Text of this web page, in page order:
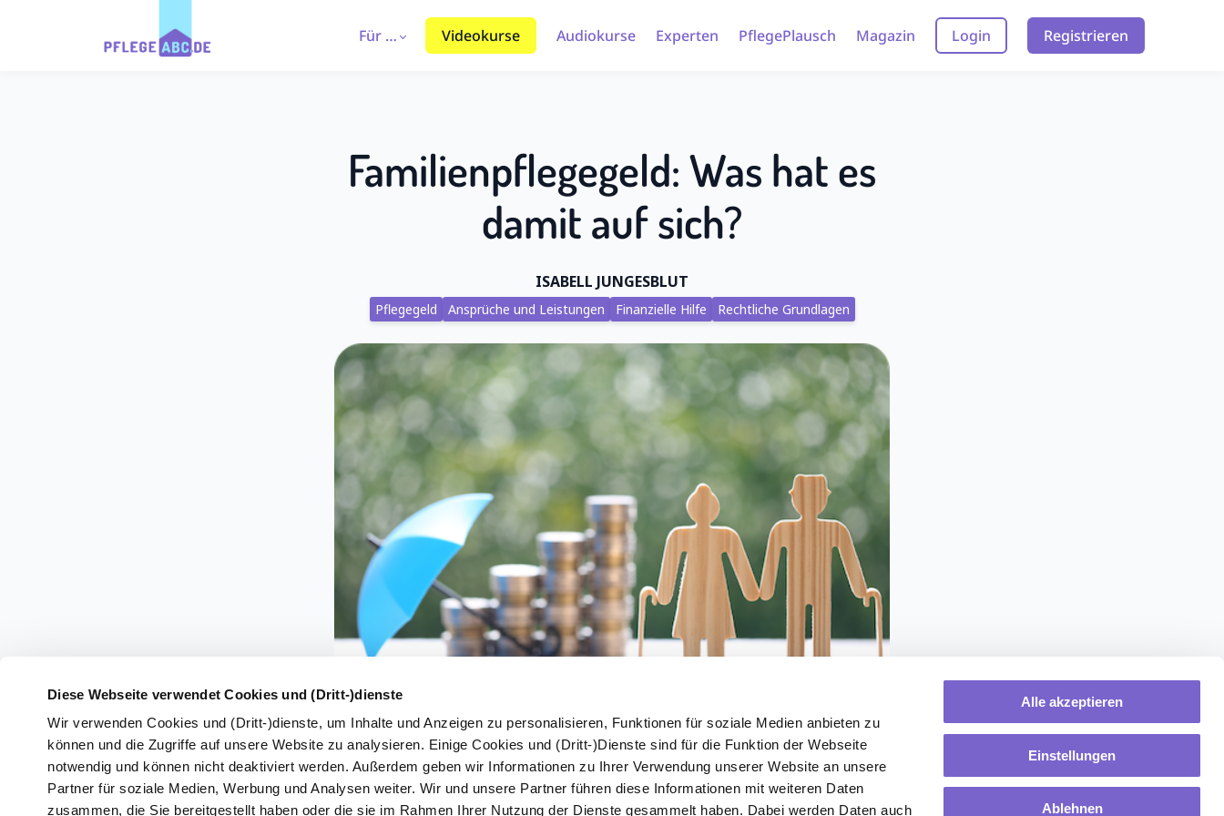
Diese Webseite verwendet Cookies und (Dritt-)dienste
Wir verwenden Cookies und (Dritt-)dienste, um Inhalte und Anzeigen zu personalisieren, Funktionen für soziale Medien anbieten zu
können und die Zugriffe auf unsere Website zu analysieren. Einige Cookies und (Dritt-)Dienste sind für die Funktion der Webseite
notwendig und können nicht deaktiviert werden. Außerdem geben wir Informationen zu Ihrer Verwendung unserer Website an unsere
Partner für soziale Medien, Werbung und Analysen weiter. Wir und unsere Partner führen diese Informationen mit weiteren Daten
zusammen, die Sie bereitgestellt haben oder die sie im Rahmen Ihrer Nutzung der Dienste gesammelt haben. Dabei werden Daten auch
Alle akzeptieren
Einstellungen
Ablehnen
Für … Videokurse Audiokurse Experten PflegePlausch Magazin Login Registrieren
Familienpflegegeld: Was hat es
damit auf sich?
ISABELL JUNGESBLUT
Pflegegeld Ansprüche und Leistungen Finanzielle Hilfe Rechtliche Grundlagen